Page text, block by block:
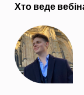
Хто веде